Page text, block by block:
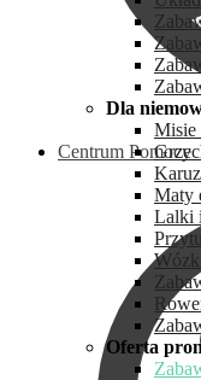
Centrum Pomocy
Dla
Misie
Maty
Lalki
Oferta